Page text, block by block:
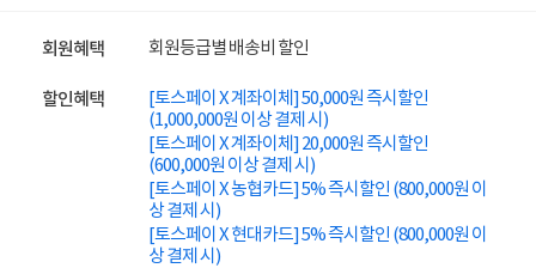
회원혜택 회원등급별 배송비 할인
할인혜택
[토스페이 X 계좌이체] 50,000원 즉시할인
(1,000,000원 이상 결제 시)
[토스페이 X 계좌이체] 20,000원 즉시할인
(600,000원 이상 결제 시)
[토스페이 X 농협카드] 5% 즉시할인 (800,000원 이
상 결제 시)
[토스페이 X 현대카드] 5% 즉시할인 (800,000원 이
상 결제 시)